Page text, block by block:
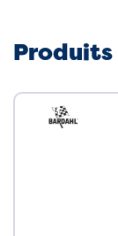
Neuf